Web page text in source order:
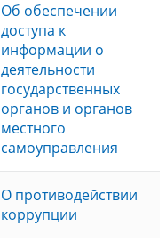
Об обеспечении
доступа к
информации о
деятельности
государственных
органов и органов
местного
самоуправления
О противодействии
коррупции